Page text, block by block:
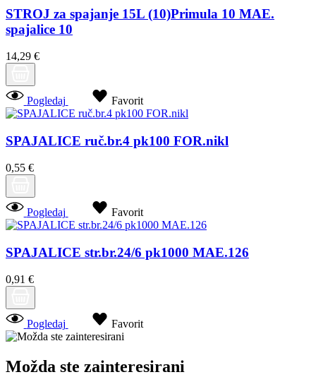
STROJ za spajanje 15L (10)Primula 10 MAE.
spajalice 10
14,29 €
Pogledaj Favorit
SPAJALICE ruč.br.4 pk100 FOR.nikl
0,55 €
Pogledaj Favorit
SPAJALICE str.br.24/6 pk1000 MAE.126
0,91 €
Pogledaj Favorit
Možda ste zainteresirani